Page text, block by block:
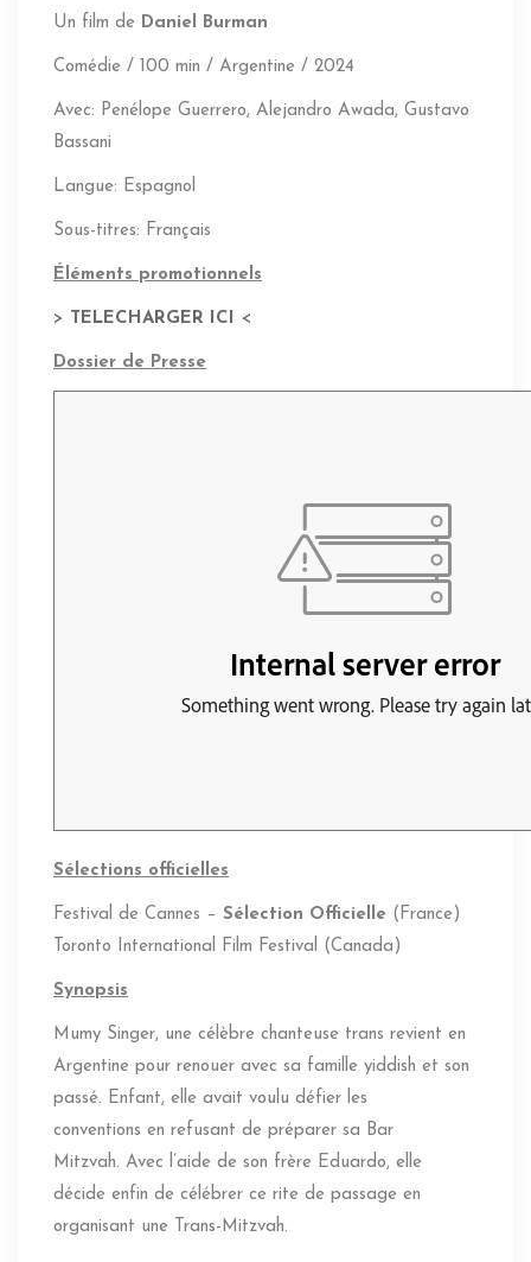
Un film de Daniel Burman
Comédie / 100 min / Argentine / 2024
Avec: Penélope Guerrero, Alejandro Awada, Gustavo
Bassani
Langue: Espagnol
Sous-titres: Français
Éléments promotionnels
> TELECHARGER ICI <
Dossier de Presse
Sélections officielles
Festival de Cannes – Sélection Officielle (France)
Toronto International Film Festival (Canada)
Synopsis
Mumy Singer, une célèbre chanteuse trans revient en
Argentine pour renouer avec sa famille yiddish et son
passé. Enfant, elle avait voulu défier les
conventions en refusant de préparer sa Bar
Mitzvah. Avec l’aide de son frère Eduardo, elle
décide enfin de célébrer ce rite de passage en
organisant une Trans-Mitzvah.